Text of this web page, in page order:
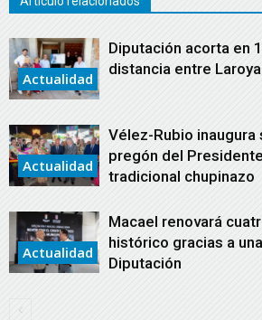
Actualidad
Diputación acorta en
distancia entre
Actualidad
Vélez-Rubio
pregón del
tradicional chupinazo
Actualidad
Macael renovará
histórico gracias a
Diputación